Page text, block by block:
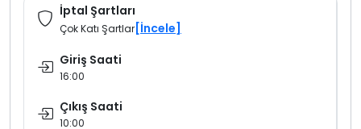
İptal Şartları
Çok Katı Şartlar [İncele]
Giriş Saati
16:00
Çıkış Saati
10:00